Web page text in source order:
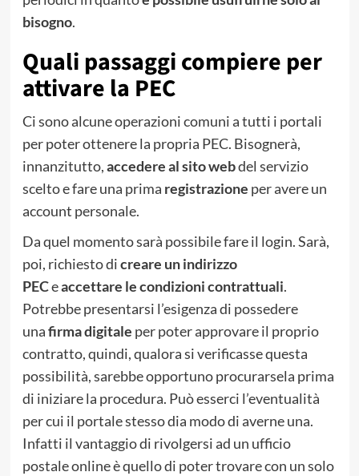
bisogno.
Quali passaggi compiere per
attivare la PEC
Ci sono alcune operazioni comuni a tutti i portali
per poter ottenere la propria PEC. Bisognerà,
innanzitutto,accedere al sito webdel servizio
scelto e fare una prima registrazione per avere un
account personale.
Da quel momento sarà possibile fare il login. Sarà,
poi, richiesto dicreare un indirizzo
PECeaccettare le condizioni contrattuali.
Potrebbe presentarsi l’esigenza di possedere
unafirma digitale per poter approvare il proprio
contratto, quindi, qualora si verificasse questa
possibilità, sarebbe opportuno procurarsela prima
di iniziare la procedura. Può esserci l’eventualità
per cui il portale stesso dia modo di averne una.
Infatti il vantaggio di rivolgersi ad un ufficio
postale online è quello di poter trovare con un solo